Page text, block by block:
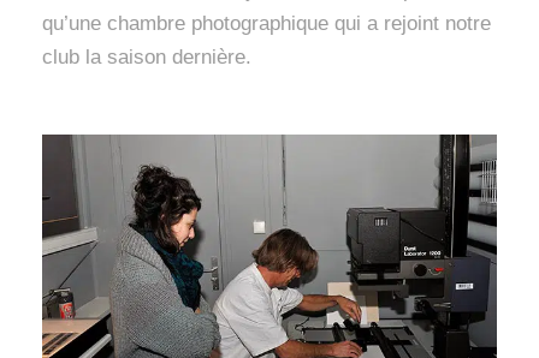
qu’une chambre photographique qui a rejoint notre
club la saison dernière.